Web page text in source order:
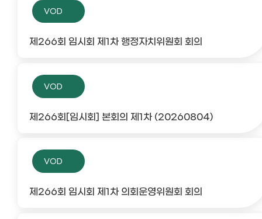
VOD
제266회 임시회 제1차 행정자치위원회 회의
VOD
제266회[임시회] 본회의 제1차 (20260804)
VOD
제266회 임시회 제1차 의회운영위원회 회의